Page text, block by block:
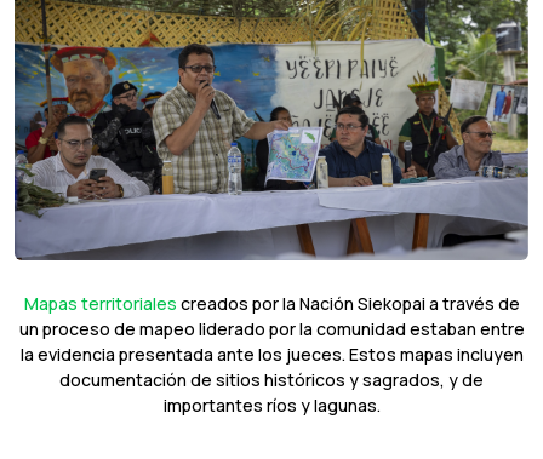
Mapas territoriales creados por la Nación Siekopai a través de
un proceso de mapeo liderado por la comunidad estaban entre
la evidencia presentada ante los jueces. Estos mapas incluyen
documentación de sitios históricos y sagrados, y de
importantes ríos y lagunas.